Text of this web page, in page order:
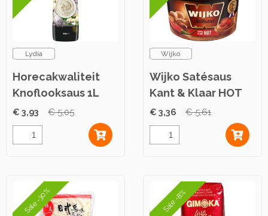
Lydia
Horecakwaliteit
Knoflooksaus 1L
€ 3,93 € 5,05
Wijko
Wijko Satésaus
Kant & Klaar HOT
520g
€ 3,36 € 5,61
Sale -30% Sale -8%